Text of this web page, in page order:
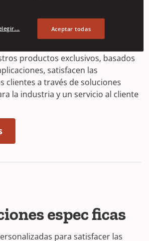
de productos Angleboard para
del mercado, basadas en el
productos exclusivos, basados
satisfacen las
clientes a través de soluciones
la industria y un servicio al cliente
espec ficas
para satisfacer las
Aceptar todas